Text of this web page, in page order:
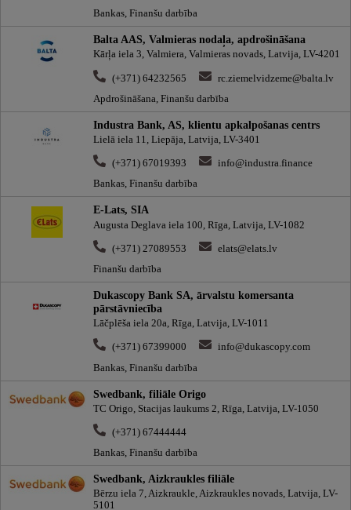
Bankas, Finanšu darbība
Balta AAS, Valmieras nodaļa, apdrošināšana
Kārļa iela 3, Valmiera, Valmieras novads, Latvija, LV-4201
(+371) 64232565
rc.ziemelvidzeme@balta.lv
Apdrošināšana, Finanšu darbība
Industra Bank, AS, klientu apkalpošanas centrs
Lielā iela 11, Liepāja, Latvija, LV-3401
(+371) 67019393
info@industra.finance
Bankas, Finanšu darbība
E-Lats, SIA
Augusta Deglava iela 100, Rīga, Latvija, LV-1082
(+371) 27089553
elats@elats.lv
Finanšu darbība
Dukascopy Bank SA, ārvalstu komersanta
pārstāvniecība
Lāčplēša iela 20a, Rīga, Latvija, LV-1011
(+371) 67399000
info@dukascopy.com
Bankas, Finanšu darbība
Swedbank, filiāle Origo
TC Origo, Stacijas laukums 2, Rīga, Latvija, LV-1050
(+371) 67444444
Bankas, Finanšu darbība
Swedbank, Aizkraukles filiāle
Bērzu iela 7, Aizkraukle, Aizkraukles novads, Latvija, LV-
5101